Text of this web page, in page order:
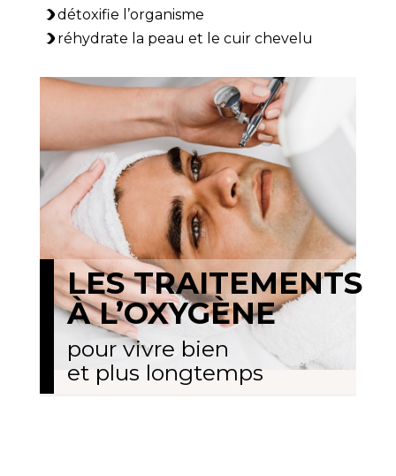
détoxifie l’organisme
réhydrate la peau et le cuir chevelu
LES TRAITEMENTS
À L’OXYGÈNE
pour vivre bien
et plus longtemps